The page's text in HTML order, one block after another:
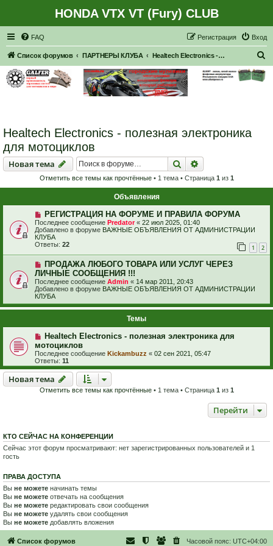
HONDA VTX VT (Fury) CLUB
FAQ Вход
Регистрация
Список форумов ПАРТНЕРЫ КЛУБА Healtech Electronics - полезная электроника для мотоциклов
Healtech Electronics - полезная электроника
для мотоциклов
Новая тема
Новаятема Поиск
Отметить все темы как прочтённые• 1 тема • Страница 1 из 1
Объявления
РЕГИСТРАЦИЯ НА ФОРУМЕ И ПРАВИЛА ФОРУМА
Последнее сообщение Predator« 22 июл 2025, 01:40
Добавлено в форуме ВАЖНЫЕ ОБЪЯВЛЕНИЯ ОТ АДМИНИСТРАЦИИ
КЛУБА
Ответы: 22 1 2
ПРОДАЖА ЛЮБОГО ТОВАРА ИЛИ УСЛУГ ЧЕРЕЗ
ЛИЧНЫЕ СООБЩЕНИЯ !!!
Последнее сообщение Admin « 14 мар 2011, 20:43
Добавлено в форуме ВАЖНЫЕ ОБЪЯВЛЕНИЯ ОТ АДМИНИСТРАЦИИ
КЛУБА
Темы
Healtech Electronics - полезная электроника для
мотоциклов
Последнее сообщение Kickambuzz « 02 сен 2021, 05:47
Ответы: 11
Новая тема
Новаятема
Отметить все темы как прочтённые• 1 тема • Страница 1из 1
Перейти
КТО СЕЙЧАС НА КОНФЕРЕНЦИИ
Сейчас этот форум просматривают: нет зарегистрированных пользователей и 1
гость
ПРАВА ДОСТУПА
Вы не можете начинать темы
Вы не можете отвечать на сообщения
Вы не можете редактировать свои сообщения
Вы не можете удалять свои сообщения
Вы не можете добавлять вложения
Список форумов Часовой пояс: UTC+04:00